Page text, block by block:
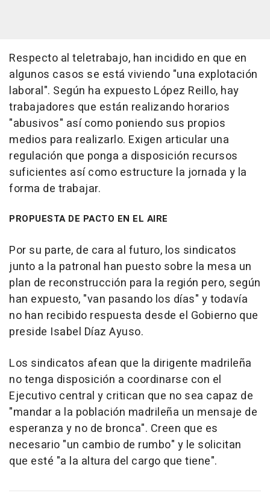
Respecto al teletrabajo, han incidido en que en
algunos casos se está viviendo "una explotación
laboral". Según ha expuesto López Reillo, hay
trabajadores que están realizando horarios
"abusivos" así como poniendo sus propios
medios para realizarlo. Exigen articular una
regulación que ponga a disposición recursos
suficientes así como estructure la jornada y la
forma de trabajar.
PROPUESTA DE PACTO EN EL AIRE
Por su parte, de cara al futuro, los sindicatos
junto a la patronal han puesto sobre la mesa un
plan de reconstrucción para la región pero, según
han expuesto, "van pasando los días" y todavía
no han recibido respuesta desde el Gobierno que
preside Isabel Díaz Ayuso.
Los sindicatos afean que la dirigente madrileña
no tenga disposición a coordinarse con el
Ejecutivo central y critican que no sea capaz de
"mandar a la población madrileña un mensaje de
esperanza y no de bronca". Creen que es
necesario "un cambio de rumbo" y le solicitan
que esté "a la altura del cargo que tiene".